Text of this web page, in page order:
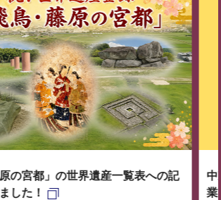
原の宮都」の世界遺産一覧表への記
した！
中
業